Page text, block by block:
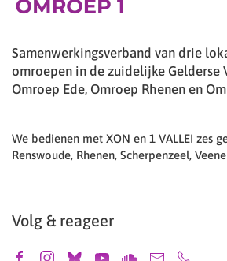
Samenwerkingsverband van drie
omroepen in de zuidelijke Gelderse
Omroep Ede, Omroep Rhenen en
We bedienen met XON en 1 VALLEI zes
Renswoude, Rhenen, Scherpenzeel,
Volg & reageer